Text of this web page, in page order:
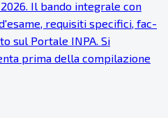
Il bando integrale con
requisiti specifici, fac-
sul Portale INPA. Si
prima della compilazione